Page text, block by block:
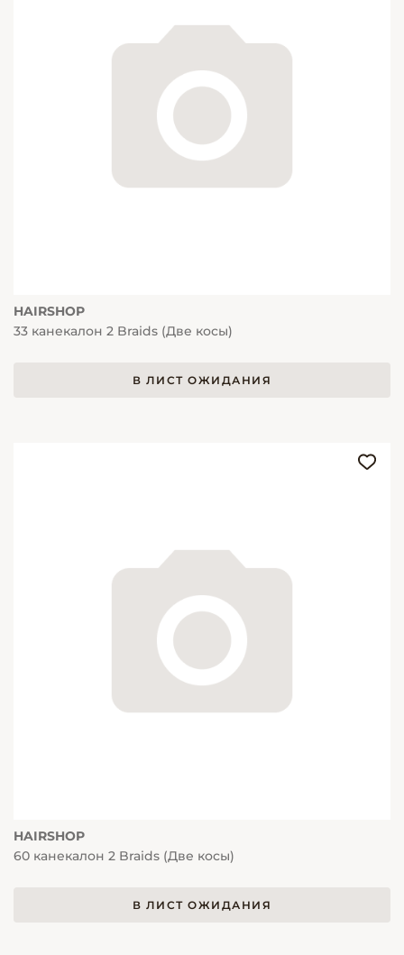
HAIRSHOP
33 канекалон 2 Braids (Две косы)
В ЛИСТ ОЖИДАНИЯ
HAIRSHOP
60 канекалон 2 Braids (Две косы)
В ЛИСТ ОЖИДАНИЯ